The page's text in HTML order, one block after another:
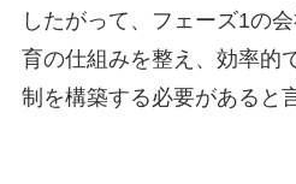
したがって、フェーズ1の
育の仕組みを整え、効率的
制を構築する必要があると